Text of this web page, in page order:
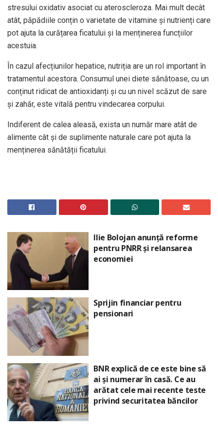
stresului oxidativ asociat cu ateroscleroza. Mai mult decât
atât, păpădiile conțin o varietate de vitamine și nutrienți care
pot ajuta la curățarea ficatului și la menținerea funcțiilor
acestuia.
În cazul afecțiunilor hepatice, nutriția are un rol important în
tratamentul acestora. Consumul unei diete sănătoase, cu un
conținut ridicat de antioxidanți și cu un nivel scăzut de sare
și zahăr, este vitală pentru vindecarea corpului.
Indiferent de calea aleasă, exista un număr mare atât de
alimente cât și de suplimente naturale care pot ajuta la
menținerea sănătății ficatului.
Ilie Bolojan anunță reforme
pentru PNRR și relansarea
economiei
Sprijin financiar pentru
pensionari
BNR explică de ce este bine să
ai și numerar în casă. Ce au
arătat cele mai recente teste
privind securitatea băncilor